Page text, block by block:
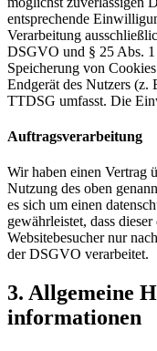
entsprechende
Verarbeitung
DSGVO und § 25 Abs.
Speicherung von
Endgerät des Nutzers
TTDSG umfasst. Die
Auftragsverarbeitung
Wir haben einen Vertrag
Nutzung des oben
es sich um einen
gewährleistet, dass
Websitebesucher nur
der DSGVO verarbeitet.
3. Allgemeine
informationen